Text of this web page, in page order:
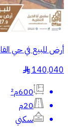
أرض للبيع في حي
140,040
§
600م²
20م
سكني